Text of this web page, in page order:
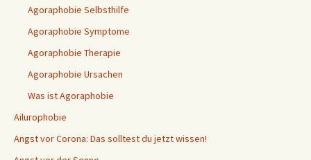
Agoraphobie Selbsthilfe
Agoraphobie Symptome
Agoraphobie Therapie
Agoraphobie Ursachen
Was ist Agoraphobie
Ailurophobie
Angst vor Corona: Das solltest du jetzt wissen!